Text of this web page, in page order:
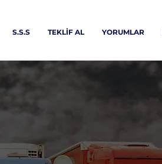
S.S.S TEKLİF AL YORUMLAR